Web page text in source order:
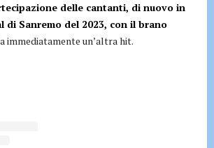
delle cantanti, di nuovo in
di Sanremo del 2023, con il brano
immediatamente un’altra hit.